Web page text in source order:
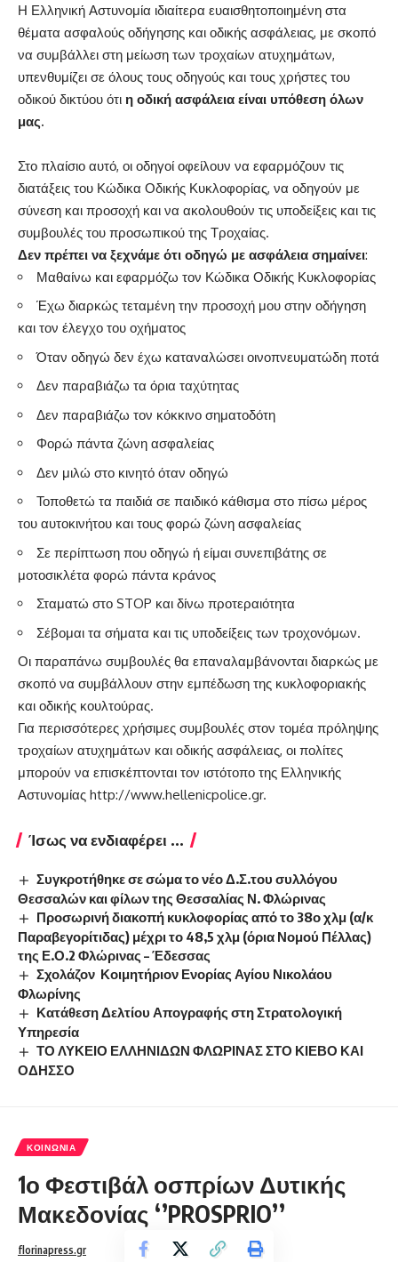
Η Ελληνική Αστυνομία ιδιαίτερα ευαισθητοποιημένη στα
θέματα ασφαλούς οδήγησης και οδικής ασφάλειας, με σκοπό
να συμβάλλει στη μείωση των τροχαίων ατυχημάτων,
υπενθυμίζει σε όλους τους οδηγούς και τους χρήστες του
οδικού δικτύου ότι η οδική ασφάλεια είναι υπόθεση όλων
μας.
Στο πλαίσιο αυτό, οι οδηγοί οφείλουν να εφαρμόζουν τις
διατάξεις του Κώδικα Οδικής Κυκλοφορίας, να οδηγούν με
σύνεση και προσοχή και να ακολουθούν τις υποδείξεις και τις
συμβουλές του προσωπικού της Τροχαίας.
Δεν πρέπει να ξεχνάμε ότι οδηγώ με ασφάλεια σημαίνει:
Μαθαίνω και εφαρμόζω τον Κώδικα Οδικής Κυκλοφορίας
Έχω διαρκώς τεταμένη την προσοχή μου στην οδήγηση
και τον έλεγχο του οχήματος
Όταν οδηγώ δεν έχω καταναλώσει οινοπνευματώδη ποτά
Δεν παραβιάζω τα όρια ταχύτητας
Δεν παραβιάζω τον κόκκινο σηματοδότη
Φορώ πάντα ζώνη ασφαλείας
Δεν μιλώ στο κινητό όταν οδηγώ
Τοποθετώ τα παιδιά σε παιδικό κάθισμα στο πίσω μέρος
του αυτοκινήτου και τους φορώ ζώνη ασφαλείας
Σε περίπτωση που οδηγώ ή είμαι συνεπιβάτης σε
μοτοσικλέτα φορώ πάντα κράνος
Σταματώ στο STOP και δίνω προτεραιότητα
Σέβομαι τα σήματα και τις υποδείξεις των τροχονόμων.
Οι παραπάνω συμβουλές θα επαναλαμβάνονται διαρκώς με
σκοπό να συμβάλλουν στην εμπέδωση της κυκλοφοριακής
και οδικής κουλτούρας.
Για περισσότερες χρήσιμες συμβουλές στον τομέα πρόληψης
τροχαίων ατυχημάτων και οδικής ασφάλειας, οι πολίτες
μπορούν να επισκέπτονται τον ιστότοπο της Ελληνικής
Αστυνομίας http://www.hellenicpolice.gr.
Ίσως να ενδιαφέρει ...
Συγκροτήθηκε σε σώμα το νέο Δ.Σ.του συλλόγου
Θεσσαλών και φίλων της Θεσσαλίας Ν. Φλώρινας
Προσωρινή διακοπή κυκλοφορίας από το 38ο χλμ (α/κ
Παραβεγορίτιδας) μέχρι το 48,5 χλμ (όρια Νομού Πέλλας)
της Ε.Ο.2 Φλώρινας – Έδεσσας
Σχολάζον Κοιμητήριον Ενορίας Αγίου Νικολάου
Φλωρίνης
Κατάθεση Δελτίου Απογραφής στη Στρατολογική
Υπηρεσία
ΤΟ ΛΥΚΕΙΟ ΕΛΛΗΝΙΔΩΝ ΦΛΩΡΙΝΑΣ ΣΤΟ ΚΙΕΒΟ ΚΑΙ
ΟΔΗΣΣΟ
ΚΟΙΝΩΝΊΑ
1ο Φεστιβάλ οσπρίων Δυτικής
Μακεδονίας ‘’PROSPRIO’’
florinapress.gr